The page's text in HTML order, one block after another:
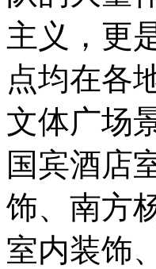
主义，更
点均在各
文体广场
国宾酒店
饰、南方
室内装饰